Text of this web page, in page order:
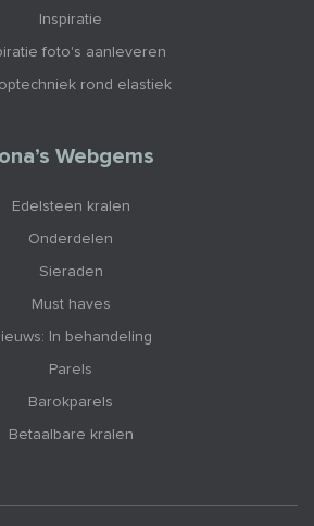
Inspiratie
foto's aanleveren
rond elastiek
Webgems
Edelsteen kralen
Onderdelen
Sieraden
Must haves
In behandeling
Parels
Barokparels
Betaalbare kralen